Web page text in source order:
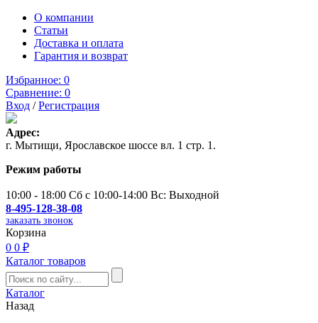
О компании
Статьи
Доставка и оплата
Гарантия и возврат
Избранное: 0
Сравнение: 0
Вход /Регистрация
Адрес:
г. Мытищи, Ярославское шоссе вл. 1 стр. 1.
Режим работы
10:00 - 18:00 Сб с 10:00-14:00 Вс: Выходной
8-495-128-38-08
заказать звонок
Корзина
0 0 ₽
Каталог товаров
Каталог
Назад